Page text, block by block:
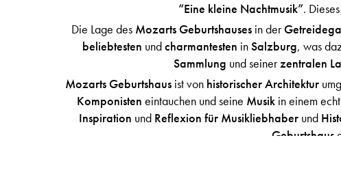
“Eine kleine Nachtmusik”.
Die Lage des Mozarts Geburtshausesin der
beliebtesten undcharmantesten inSalzburg, was
Sammlung und seinerzentralen
Mozarts Geburtshausist vonhistorischer Architektur
Komponisten eintauchen und seine Musik in einem
Inspiration und Reflexion für Musikliebhaber und
Geburtshaus